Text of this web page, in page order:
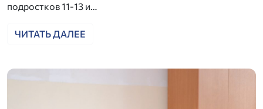
подростков 11-13 и…
ЧИТАТЬ ДАЛЕЕ